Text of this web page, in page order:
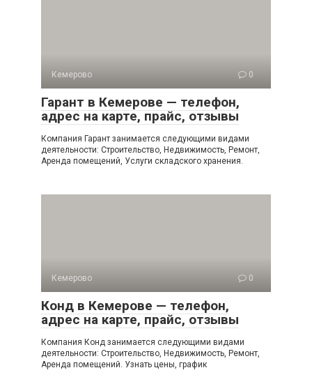
Кемерово 0
Гарант в Кемерове — телефон,
адрес на карте, прайс, отзывы
Компания Гарант занимается следующими видами
деятельности: Строительство, Недвижимость, Ремонт,
Аренда помещений, Услуги складского хранения.
Кемерово 0
Конд в Кемерове — телефон,
адрес на карте, прайс, отзывы
Компания Конд занимается следующими видами
деятельности: Строительство, Недвижимость, Ремонт,
Аренда помещений. Узнать цены, график